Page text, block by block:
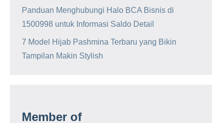
Panduan Menghubungi Halo BCA Bisnis di
1500998 untuk Informasi Saldo Detail
7 Model Hijab Pashmina Terbaru yang Bikin
Tampilan Makin Stylish
Member of